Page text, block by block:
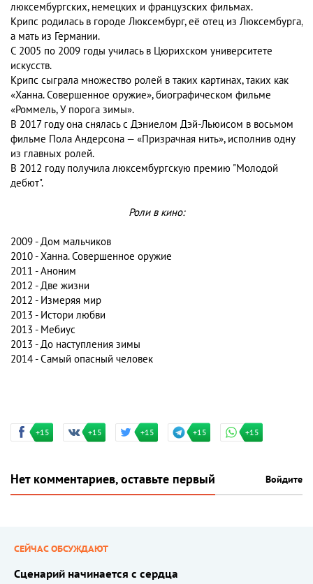
люксембургских, немецких и французских фильмах.
Крипс родилась в городе Люксембург, её отец из Люксембурга,
а мать из Германии.
С 2005 по 2009 годы училась в Цюрихском университете
искусств.
Крипс сыграла множество ролей в таких картинах, таких как
«Ханна. Совершенное оружие», биографическом фильме
«Роммель, У порога зимы».
В 2017 году она снялась с Дэниелом Дэй-Льюисом в восьмом
фильме Пола Андерсона — «Призрачная нить», исполнив одну
из главных ролей.
В 2012 году получила люксембургскую премию "Молодой
дебют".
Роли в кино:
2009 - Дом мальчиков
2010 - Ханна. Совершенное оружие
2011 - Аноним
2012 - Две жизни
2012 - Измеряя мир
2013 - Истори любви
2013 - Мебиус
2013 - До наступления зимы
2014 - Самый опасный человек
+15 +15 +15 +15 +15
Нет комментариев, оставьте первый Войдите
СЕЙЧАС ОБСУЖДАЮТ
Сценарий начинается с сердца